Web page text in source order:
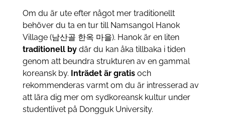
Om du är ute efter något mer traditionellt
behöver du ta en tur till Namsangol Hanok
Village (남산골 한옥 마을). Hanok är en liten
traditionell bydär du kan åka tillbaka i tiden
genom att beundra strukturen av en gammal
koreansk by. Inträdet är gratisoch
rekommenderas varmt om du är intresserad av
att lära dig mer om sydkoreansk kultur under
studentlivet på Dongguk University.